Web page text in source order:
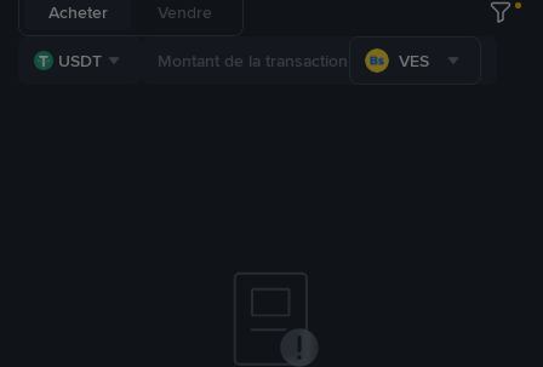
Acheter Vendre
USDT VES